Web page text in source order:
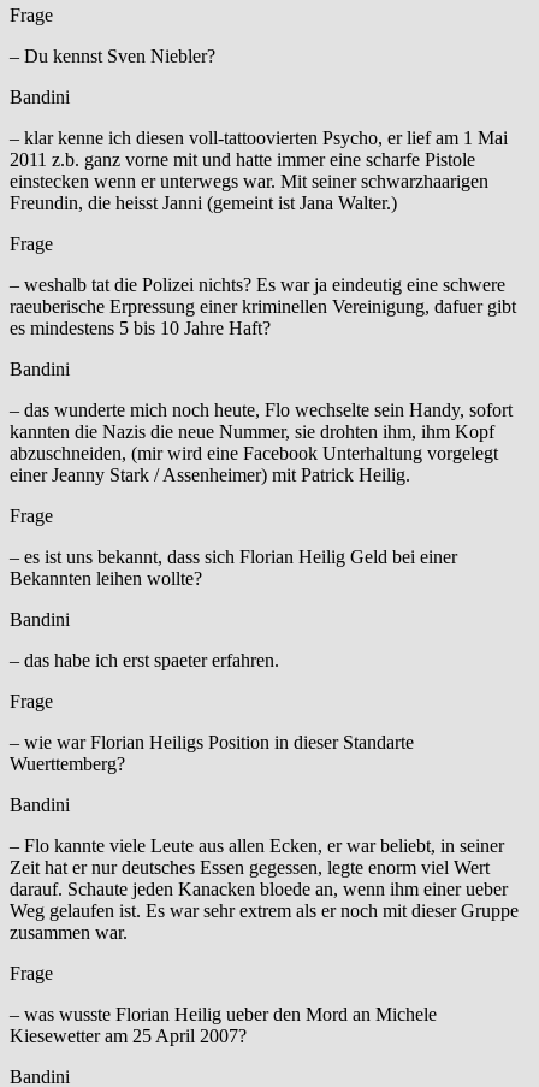
Frage
– Du kennst Sven Niebler?
Bandini
– klar kenne ich diesen voll-tattoovierten Psycho, er lief am 1 Mai
2011 z.b. ganz vorne mit und hatte immer eine scharfe Pistole
einstecken wenn er unterwegs war. Mit seiner schwarzhaarigen
Freundin, die heisst Janni (gemeint ist Jana Walter.)
Frage
– weshalb tat die Polizei nichts? Es war ja eindeutig eine schwere
raeuberische Erpressung einer kriminellen Vereinigung, dafuer gibt
es mindestens 5 bis 10 Jahre Haft?
Bandini
– das wunderte mich noch heute, Flo wechselte sein Handy, sofort
kannten die Nazis die neue Nummer, sie drohten ihm, ihm Kopf
abzuschneiden, (mir wird eine Facebook Unterhaltung vorgelegt
einer Jeanny Stark / Assenheimer) mit Patrick Heilig.
Frage
– es ist uns bekannt, dass sich Florian Heilig Geld bei einer
Bekannten leihen wollte?
Bandini
– das habe ich erst spaeter erfahren.
Frage
– wie war Florian Heiligs Position in dieser Standarte
Wuerttemberg?
Bandini
– Flo kannte viele Leute aus allen Ecken, er war beliebt, in seiner
Zeit hat er nur deutsches Essen gegessen, legte enorm viel Wert
darauf. Schaute jeden Kanacken bloede an, wenn ihm einer ueber
Weg gelaufen ist. Es war sehr extrem als er noch mit dieser Gruppe
zusammen war.
Frage
– was wusste Florian Heilig ueber den Mord an Michele
Kiesewetter am 25 April 2007?
Bandini